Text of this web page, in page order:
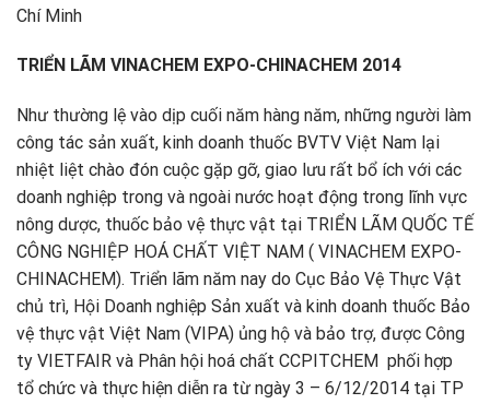
Chí Minh
TRIỂN LÃM VINACHEM EXPO-CHINACHEM 2014
Như thường lệ vào dịp cuối năm hàng năm, những người làm
công tác sản xuất, kinh doanh thuốc BVTV Việt Nam lại
nhiệt liệt chào đón cuộc gặp gỡ, giao lưu rất bổ ích với các
doanh nghiệp trong và ngoài nước hoạt động trong lĩnh vực
nông dược, thuốc bảo vệ thực vật tại TRIỂN LÃM QUỐC TẾ
CÔNG NGHIỆP HOÁ CHẤT VIỆT NAM ( VINACHEM EXPO-
CHINACHEM). Triển lãm năm nay do Cục Bảo Vệ Thực Vật
chủ trì, Hội Doanh nghiệp Sản xuất và kinh doanh thuốc Bảo
vệ thực vật Việt Nam (VIPA) ủng hộ và bảo trợ, được Công
ty VIETFAIR và Phân hội hoá chất CCPITCHEM phối hợp
tổ chức và thực hiện diễn ra từ ngày 3 – 6/12/2014 tại TP